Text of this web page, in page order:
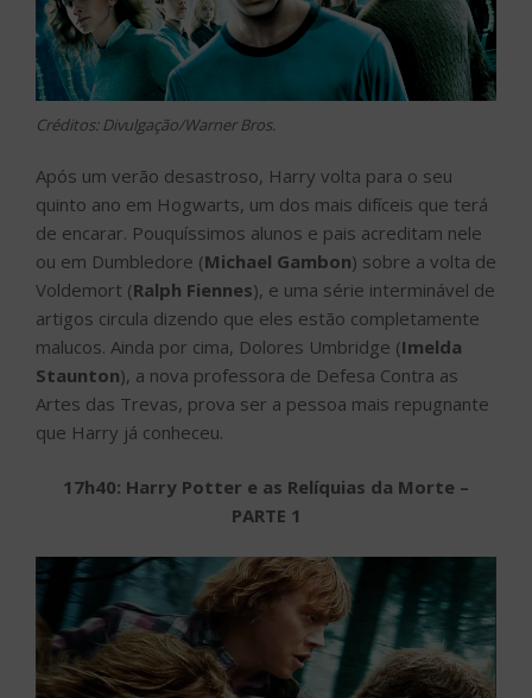
Créditos: Divulgação/Warner Bros.
Após um verão desastroso, Harry volta para o seu
quinto ano em Hogwarts, um dos mais difíceis que terá
de encarar. Pouquíssimos alunos e pais acreditam nele
ou em Dumbledore (Michael Gambon) sobre a volta de
Voldemort (Ralph Fiennes), e uma série interminável de
artigos circula dizendo que eles estão completamente
malucos. Ainda por cima, Dolores Umbridge (Imelda
Staunton), a nova professora de Defesa Contra as
Artes das Trevas, prova ser a pessoa mais repugnante
que Harry já conheceu.
17h40: Harry Potter e as Relíquias da Morte –
PARTE 1